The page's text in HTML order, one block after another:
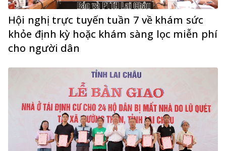
Hội nghị trực tuyến tuần 7 về khám sức
khỏe định kỳ hoặc khám sàng lọc miễn phí
cho người dân